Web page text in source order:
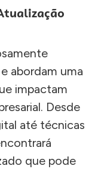
abordam uma
impactam
Desde
até técnicas
que pode